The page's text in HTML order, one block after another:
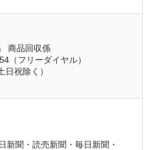
商品回収係
（フリーダイヤル）
日祝除く）
聞・読売新聞・毎日新聞・